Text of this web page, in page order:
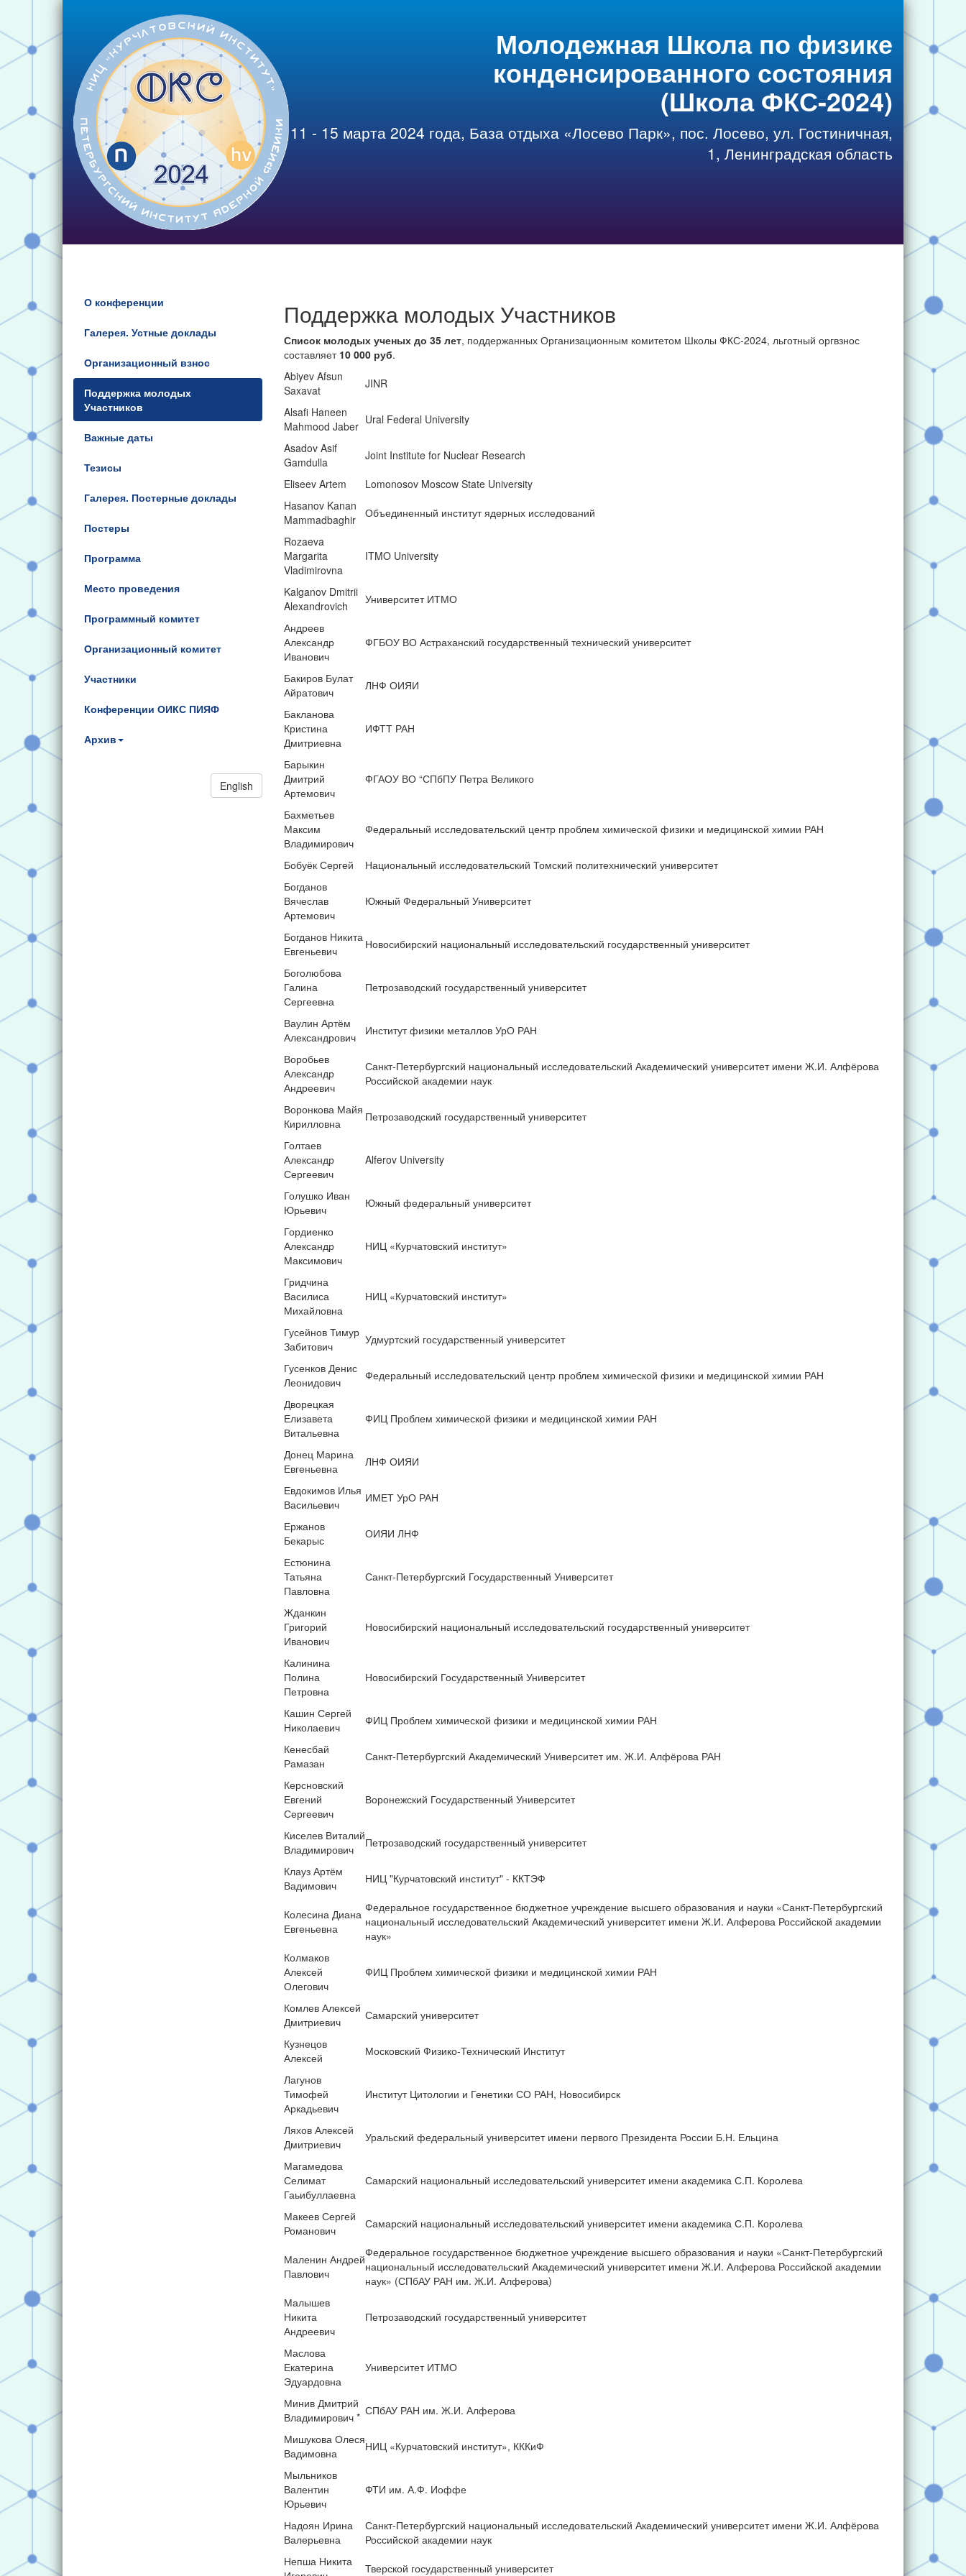
Молодежная Школа по физике
конденсированного состояния
(Школа ФКС-2024)
11 - 15 марта 2024 года, База отдыха «Лосево Парк», пос. Лосево, ул. Гостиничная,
1, Ленинградская область
О конференции
Галерея. Устные доклады
Организационный взнос
Поддержка молодых
Участников
Важные даты
Тезисы
Галерея. Постерные доклады
Постеры
Программа
Место проведения
Программный комитет
Организационный комитет
Участники
Конференции ОИКС ПИЯФ
Архив
English
Поддержка молодых Участников
Список молодых ученых до 35 лет, поддержанных Организационным комитетом Школы ФКС-2024, льготный оргвзнос
составляет 10 000 руб.
Abiyev Afsun
Saxavat
JINR
Alsafi Haneen
Mahmood Jaber Ural Federal University
Asadov Asif
Gamdulla
Joint Institute for Nuclear Research
Eliseev Artem
Lomonosov Moscow State University
Hasanov Kanan
Mammadbaghir
Объединенный институт ядерных исследований
Rozaeva
Margarita
Vladimirovna
ITMO University
Kalganov Dmitrii
Alexandrovich
Университет ИТМО
Андреев
Александр
Иванович
ФГБОУ ВО Астраханский государственный технический университет
Бакиров Булат
Айратович
ЛНФ ОИЯИ
Бакланова
Кристина
Дмитриевна
ИФТТ РАН
Барыкин
Дмитрий
Артемович
ФГАОУ ВО “СПбПУ Петра Великого
Бахметьев
Максим
Владимирович
Федеральный исследовательский центр проблем химической физики и медицинской химии РАН
Бобуёк Сергей
Национальный исследовательский Томский политехнический университет
Богданов
Вячеслав
Артемович
Южный Федеральный Университет
Богданов Никита
Евгеньевич
Новосибирский национальный исследовательский государственный университет
Боголюбова
Галина
Сергеевна
Петрозаводский государственный университет
Ваулин Артём
Александрович
Институт физики металлов УрО РАН
Воробьев
Александр
Андреевич
Санкт-Петербургский национальный исследовательский Академический университет имени Ж.И. Алфёрова
Российской академии наук
Воронкова Майя
Кирилловна
Петрозаводский государственный университет
Голтаев
Александр
Сергеевич
Alferov University
Голушко Иван
Юрьевич
Южный федеральный университет
Гордиенко
Александр
Максимович
НИЦ «Курчатовский институт»
Гридчина
Василиса
Михайловна
НИЦ «Курчатовский институт»
Гусейнов Тимур
Забитович
Удмуртский государственный университет
Гусенков Денис
Леонидович
Федеральный исследовательский центр проблем химической физики и медицинской химии РАН
Дворецкая
Елизавета
Витальевна
ФИЦ Проблем химической физики и медицинской химии РАН
Донец Марина
Евгеньевна
ЛНФ ОИЯИ
Евдокимов Илья
Васильевич
ИМЕТ УрО РАН
Ержанов
Бекарыс
ОИЯИ ЛНФ
Естюнина
Татьяна
Павловна
Санкт-Петербургский Государственный Университет
Жданкин
Григорий
Иванович
Новосибирский национальный исследовательский государственный университет
Калинина
Полина
Петровна
Новосибирский Государственный Университет
Кашин Сергей
Николаевич
ФИЦ Проблем химической физики и медицинской химии РАН
Кенесбай
Рамазан
Санкт-Петербургский Академический Университет им. Ж.И. Алфёрова РАН
Керсновский
Евгений
Сергеевич
Воронежский Государственный Университет
Киселев Виталий
Владимирович
Петрозаводский государственный университет
Клауз Артём
Вадимович
НИЦ "Курчатовский институт" - ККТЭФ
Колесина Диана
Евгеньевна
Федеральное государственное бюджетное учреждение высшего образования и науки «Санкт-Петербургский
национальный исследовательский Академический университет имени Ж.И. Алферова Российской академии
наук»
Колмаков
Алексей
Олегович
ФИЦ Проблем химической физики и медицинской химии РАН
Комлев Алексей
Дмитриевич
Самарский университет
Кузнецов
Алексей
Московский Физико-Технический Институт
Лагунов
Тимофей
Аркадьевич
Институт Цитологии и Генетики СО РАН, Новосибирск
Ляхов Алексей
Дмитриевич
Уральский федеральный университет имени первого Президента России Б.Н. Ельцина
Магамедова
Селимат
Гаьибуллаевна
Самарский национальный исследовательский университет имени академика С.П. Королева
Макеев Сергей
Романович
Самарский национальный исследовательский университет имени академика С.П. Королева
Маленин Андрей
Павлович
Федеральное государственное бюджетное учреждение высшего образования и науки «Санкт-Петербургский
национальный исследовательский Академический университет имени Ж.И. Алферова Российской академии
наук» (СПбАУ РАН им. Ж.И. Алферова)
Малышев
Никита
Андреевич
Петрозаводский государственный университет
Маслова
Екатерина
Эдуардовна
Университет ИТМО
Минив Дмитрий
Владимирович * СПбАУ РАН им. Ж.И. Алферова
Мишукова Олеся
Вадимовна
НИЦ «Курчатовский институт», КККиФ
Мыльников
Валентин
Юрьевич
ФТИ им. А.Ф. Иоффе
Надоян Ирина
Валерьевна
Санкт-Петербургский национальный исследовательский Академический университет имени Ж.И. Алфёрова
Российской академии наук
Непша Никита
Тверской государственный университет